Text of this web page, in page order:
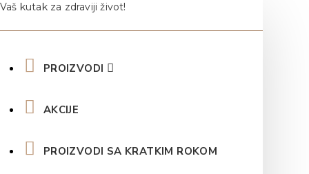
Vaš kutak za zdraviji život!
PROIZVODI
AKCIJE
PROIZVODI SA KRATKIM ROKOM